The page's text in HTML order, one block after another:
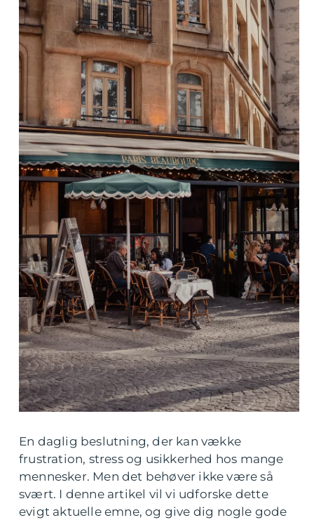
En daglig beslutning, der kan vække
frustration, stress og usikkerhed hos mange
mennesker. Men det behøver ikke være så
svært. I denne artikel vil vi udforske dette
evigt aktuelle emne, og give dig nogle gode